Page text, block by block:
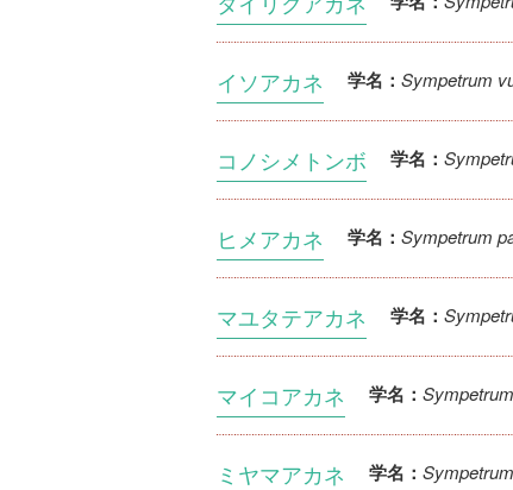
イソアカネ 学名： Sympetrum
コノシメトンボ 学名：
ヒメアカネ 学名： Sympetrum
マユタテアカネ 学名：
マイコアカネ 学名：
ミヤマアカネ 学名：